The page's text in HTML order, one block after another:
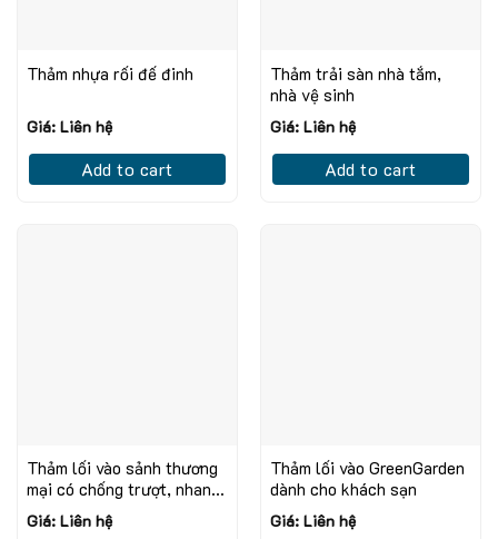
Thảm nhựa rối đế đinh
Giá: Liên hệ
Add to cart
Thảm trải sàn nhà tắm,
nhà vệ sinh
Giá: Liên hệ
Add to cart
Thảm lối vào sảnh thương
mại có chống trượt, nhanh
khô
Giá: Liên hệ
Thảm lối vào GreenGarden
dành cho khách sạn
Giá: Liên hệ